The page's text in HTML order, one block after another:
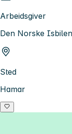
Arbeidsgiver
Den Norske
Sted
Hamar